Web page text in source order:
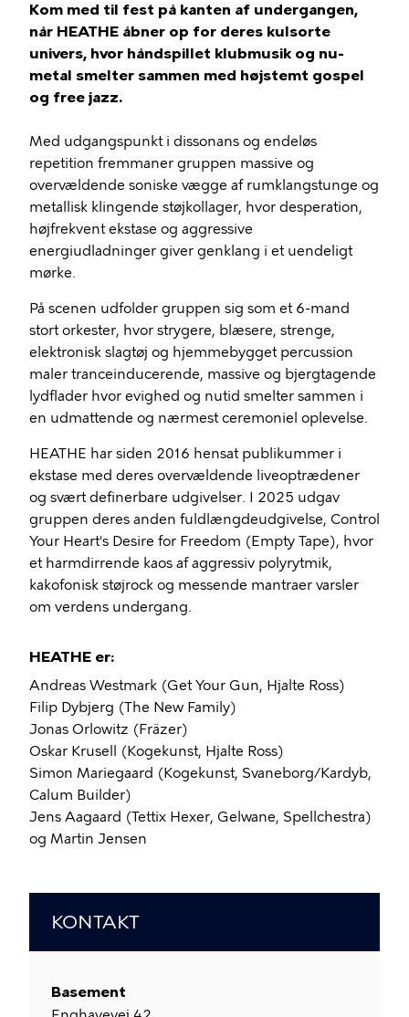
Kom med til fest på kanten af undergangen,
når HEATHE åbner op for deres kulsorte
univers, hvor håndspillet klubmusik og nu-
metal smelter sammen med højstemt gospel
og free jazz.
Med udgangspunkt i dissonans og endeløs
repetition fremmaner gruppen massive og
overvældende soniske vægge af rumklangstunge og
metallisk klingende støjkollager, hvor desperation,
højfrekvent ekstase og aggressive
energiudladninger giver genklang i et uendeligt
mørke.
På scenen udfolder gruppen sig som et 6-mand
stort orkester, hvor strygere, blæsere, strenge,
elektronisk slagtøj og hjemmebygget percussion
maler tranceinducerende, massive og bjergtagende
lydflader hvor evighed og nutid smelter sammen i
en udmattende og nærmest ceremoniel oplevelse.
HEATHE har siden 2016 hensat publikummer i
ekstase med deres overvældende liveoptrædener
og svært definerbare udgivelser. I 2025 udgav
gruppen deres anden fuldlængdeudgivelse, Control
Your Heart's Desire for Freedom (Empty Tape), hvor
et harmdirrende kaos af aggressiv polyrytmik,
kakofonisk støjrock og messende mantraer varsler
om verdens undergang.
HEATHE er:
Andreas Westmark (Get Your Gun, Hjalte Ross)
Filip Dybjerg (The New Family)
Jonas Orlowitz (Fräzer)
Oskar Krusell (Kogekunst, Hjalte Ross)
Simon Mariegaard (Kogekunst, Svaneborg/Kardyb,
Calum Builder)
Jens Aagaard (Tettix Hexer, Gelwane, Spellchestra)
og Martin Jensen
KONTAKT
Basement